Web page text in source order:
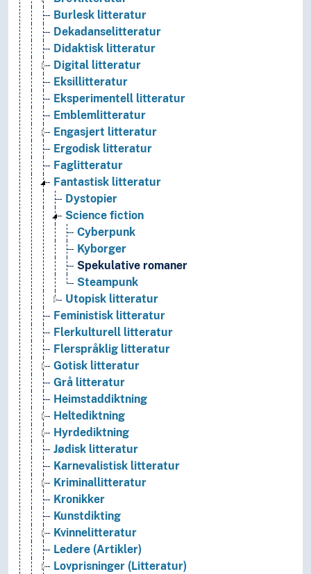
Burlesk litteratur
Dekadanselitteratur
Didaktisk litteratur
Digital litteratur
Eksillitteratur
Eksperimentell litteratur
Emblemlitteratur
Engasjert litteratur
Ergodisk litteratur
Faglitteratur
Fantastisk litteratur
Dystopier
Science fiction
Cyberpunk
Kyborger
Spekulative romaner
Steampunk
Utopisk litteratur
Feministisk litteratur
Flerkulturell litteratur
Flerspråklig litteratur
Gotisk litteratur
Grå litteratur
Heimstaddiktning
Heltediktning
Hyrdediktning
Jødisk litteratur
Karnevalistisk litteratur
Kriminallitteratur
Kronikker
Kunstdikting
Kvinnelitteratur
Ledere (Artikler)
Lovprisninger (Litteratur)